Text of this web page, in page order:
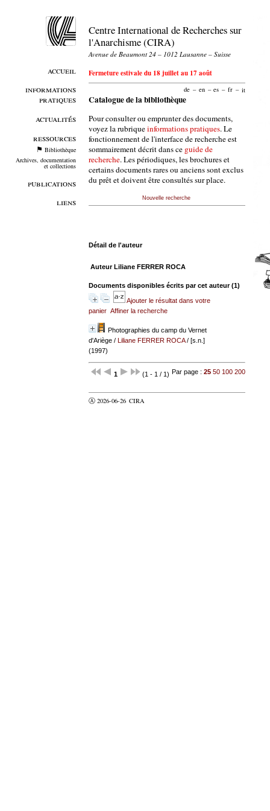
accueil
informations
pratiques
actualités
ressources
Bibliothèque
Archives, documentation
et collections
publications
liens
Centre International de Recherches sur
l'Anarchisme (CIRA)
Avenue de Beaumont 24 – 1012 Lausanne – Suisse
Fermeture estivale du 18 juillet au 17 août
de – en – es – fr – it
Catalogue de la bibliothèque
Pour consulter ou emprunter des documents,
voyez la rubriqueinformations pratiques. Le
fonctionnement de l'interface de recherche est
sommairement décrit dans ce guide de
recherche. Les périodiques, les brochures et
certains documents rares ou anciens sont exclus
du prêt et doivent être consultés sur place.
Nouvelle recherche
Détail de l'auteur
Auteur Liliane FERRER ROCA
Documents disponibles écrits par cet auteur (1)
Ajouter le résultat dans votre
panier Affiner la recherche
Photographies du camp du Vernet
d'Ariège/ Liliane FERRER ROCA/ [s.n.]
(1997)
1 (1 - 1 / 1) Par page : 25 50 100 200
Ⓐ 2026-06-26 CIRA